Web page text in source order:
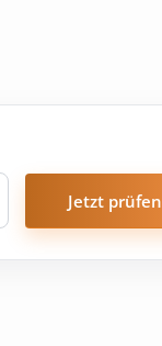
Jetzt prüfen